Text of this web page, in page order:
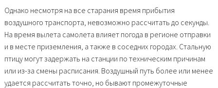
Однако несмотря на все старания время прибытия
воздушного транспорта, невозможно рассчитать до секунды.
На время вылета самолета влияет погода в регионе отправки
и в месте приземления, а также в соседних городах. Стальную
птицу могут задержать на станции по техническим причинам
или из-за смены расписания. Воздушный путь более или менее
удается рассчитать точно, но бывают промежуточные